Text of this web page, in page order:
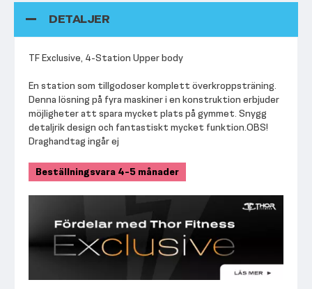
DETALJER
TF Exclusive, 4-Station Upper body
En station som tillgodoser komplett överkroppsträning.
Denna lösning på fyra maskiner i en konstruktion erbjuder
möjligheter att spara mycket plats på gymmet. Snygg
detaljrik design och fantastiskt mycket funktion.OBS!
Draghandtag ingår ej
Beställningsvara 4-5 månader